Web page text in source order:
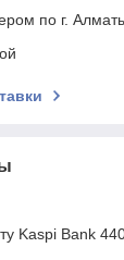
по г.
Kaspi Bank